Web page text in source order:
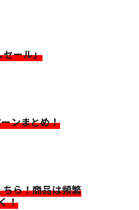
ール」
ンまとめ！
ら！商品は頻繁
！